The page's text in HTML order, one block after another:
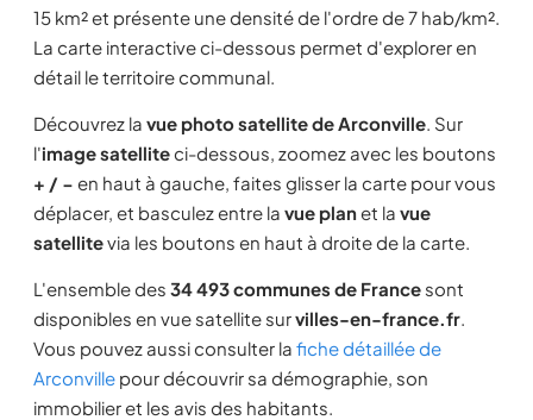
15 km² et présente une densité de l'ordre de 7 hab/km².
La carte interactive ci-dessous permet d'explorer en
détail le territoire communal.
Découvrez la vue photo satellite de Arconville. Sur
l'image satelliteci-dessous, zoomez avec les boutons
+ / − en haut à gauche, faites glisser la carte pour vous
déplacer, et basculez entre la vue planet la vue
satellitevia les boutons en haut à droite de la carte.
L'ensemble des 34 493 communes de France sont
disponibles en vue satellite survilles-en-france.fr.
Vous pouvez aussi consulter la fiche détaillée de
Arconville pour découvrir sa démographie, son
immobilier et les avis des habitants.